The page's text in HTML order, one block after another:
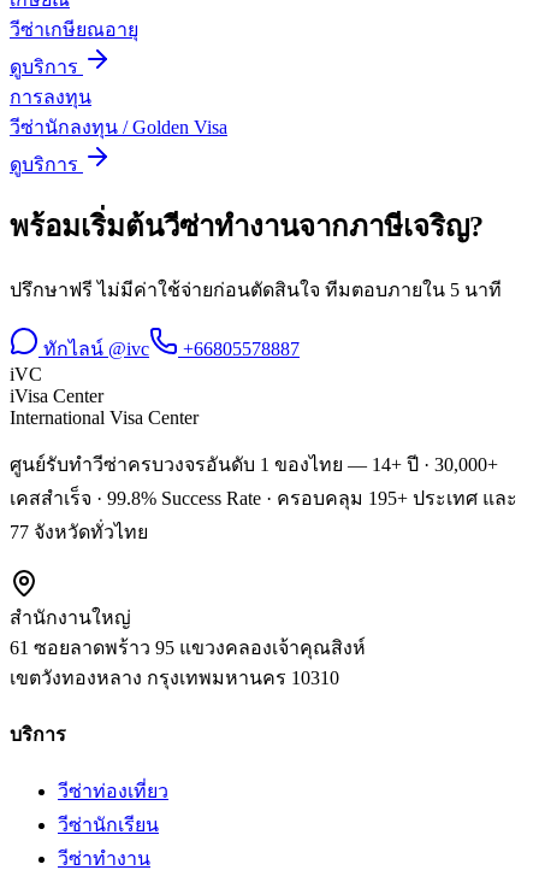
วีซ่าเกษียณอายุ
ดูบริการ
การลงทุน
วีซ่านักลงทุน / Golden Visa
ดูบริการ
พร้อมเริ่มต้นวีซ่าทำงานจากภาษีเจริญ?
ปรึกษาฟรี ไม่มีค่าใช้จ่ายก่อนตัดสินใจ ทีมตอบภายใน 5 นาที
ทักไลน์ @ivc
+66805578887
iVC
iVisa Center
International Visa Center
ศูนย์รับทำวีซ่าครบวงจรอันดับ 1 ของไทย — 14+ ปี · 30,000+
เคสสำเร็จ · 99.8% Success Rate · ครอบคลุม 195+ ประเทศ และ
77 จังหวัดทั่วไทย
สำนักงานใหญ่
61 ซอยลาดพร้าว 95 แขวงคลองเจ้าคุณสิงห์
เขตวังทองหลาง กรุงเทพมหานคร 10310
บริการ
วีซ่าท่องเที่ยว
วีซ่านักเรียน
วีซ่าทำงาน